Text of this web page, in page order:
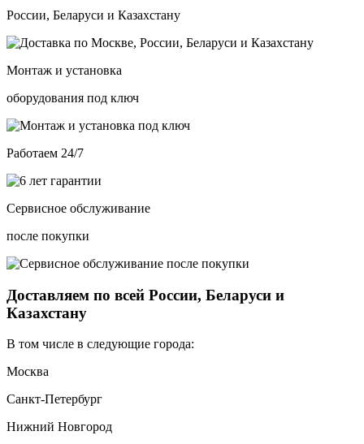
России, Беларуси и Казахстану
Монтаж и установка
оборудования под ключ
Работаем 24/7
Сервисное обслуживание
после покупки
Доставляем по всей России, Беларуси и
Казахстану
В том числе в следующие города:
Москва
Санкт-Петербург
Нижний Новгород